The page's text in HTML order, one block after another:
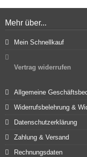
Mehr über...
Mein Schnellkauf
Vertrag widerrufen
Allgemeine
Widerrufsbelehrung &
Datenschutzerklärung
Zahlung & Versand
Rechnungsdaten